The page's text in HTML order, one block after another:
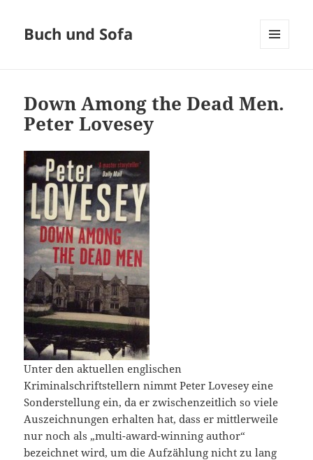
Buch und Sofa
Down Among the Dead Men.
Peter Lovesey
Unter den aktuellen englischen
Kriminalschriftstellern nimmt Peter Lovesey eine
Sonderstellung ein, da er zwischenzeitlich so viele
Auszeichnungen erhalten hat, dass er mittlerweile
nur noch als „multi-award-winning author“
bezeichnet wird, um die Aufzählung nicht zu lang